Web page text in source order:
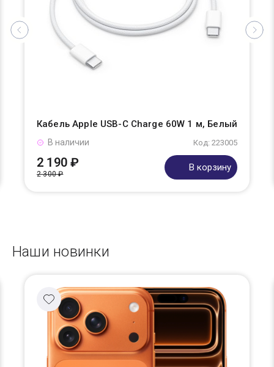
Кабель Apple USB-C Charge 60W 1 м, Белый
Код: 223005
В наличии
2 190 ₽
2 300 ₽
В корзину
Наши новинки